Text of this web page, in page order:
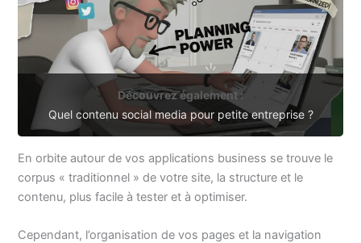
Découvrez également :
Quel contenu social media pour petite entreprise ?
En orbite autour de vos applications business se trouve le
corpus « traditionnel » de votre site, la structure et le
contenu, plus facile à tester et à optimiser.
Cependant, l’organisation de vos pages et la navigation